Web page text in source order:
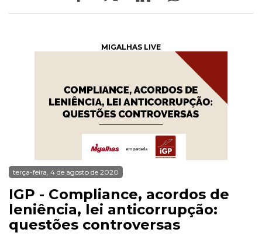
MIGALHAS LIVE
terça-feira, 4 de agosto de 2020
IGP - Compliance, acordos de
leniência, lei anticorrupção:
questões controversas